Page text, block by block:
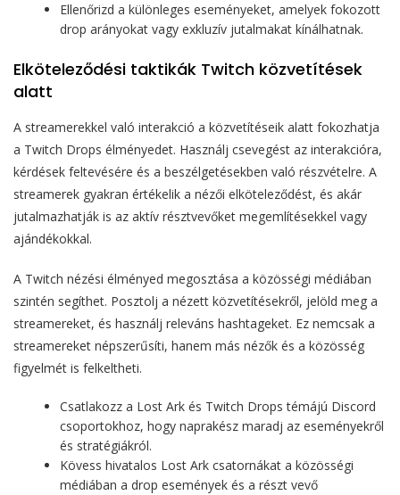
Ellenőrizd a különleges eseményeket, amelyek fokozott
drop arányokat vagy exkluzív jutalmakat kínálhatnak.
Elköteleződési taktikák Twitch közvetítések
alatt
A streamerekkel való interakció a közvetítéseik alatt fokozhatja
a Twitch Drops élményedet. Használj csevegést az interakcióra,
kérdések feltevésére és a beszélgetésekben való részvételre. A
streamerek gyakran értékelik a nézői elköteleződést, és akár
jutalmazhatják is az aktív résztvevőket megemlítésekkel vagy
ajándékokkal.
A Twitch nézési élményed megosztása a közösségi médiában
szintén segíthet. Posztolj a nézett közvetítésekről, jelöld meg a
streamereket, és használj releváns hashtageket. Ez nemcsak a
streamereket népszerűsíti, hanem más nézők és a közösség
figyelmét is felkeltheti.
Csatlakozz a Lost Ark és Twitch Drops témájú Discord
csoportokhoz, hogy naprakész maradj az eseményekről
és stratégiákról.
Kövess hivatalos Lost Ark csatornákat a közösségi
médiában a drop események és a részt vevő